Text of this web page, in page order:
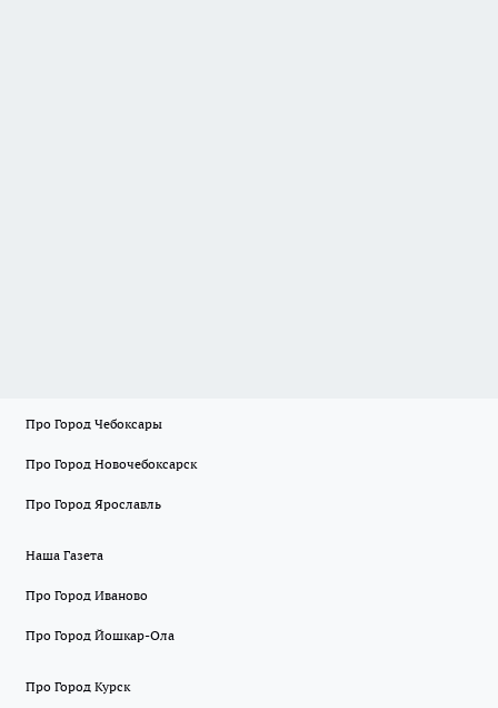
Про Город Чебоксары
Про Город Новочебоксарск
Про Город Ярославль
Наша Газета
Про Город Иваново
Про Город Йошкар-Ола
Про Город Курск